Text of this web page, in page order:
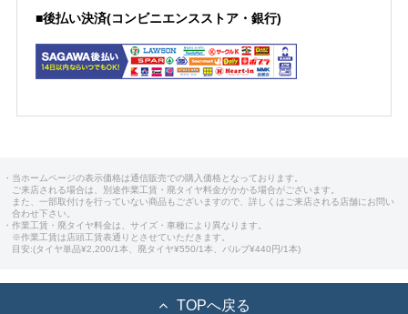
■後払い決済(コンビニエンスストア・銀行)
・当ホームページの表示価格は通信販売での購入価格となっております。
ご来店される場合は、別途作業工賃・廃タイヤ料金がかかる場合がございます。
また、一部取付けを行っていない商品もございますので、詳しくはご来店される店舗にお問い
合わせ下さい。
・作業工賃・廃タイヤ料金は、サイズ・車種により異なります。
※作業工賃は店頭工賃表通りとさせていただきます。
目安:(タイヤ単品¥2,200/1本、廃タイヤ¥550/1本、バルブ¥440円/1本)
TOPへ戻る